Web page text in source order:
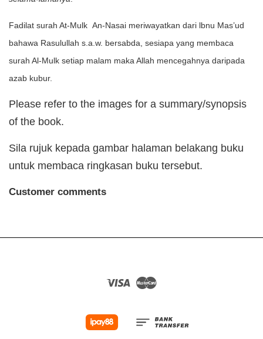
Fadilat surah At-Mulk An-Nasai meriwayatkan dari lbnu Mas’ud
bahawa Rasulullah s.a.w. bersabda, sesiapa yang membaca
surah Al-Mulk setiap malam maka Allah mencegahnya daripada
azab kubur.
Please refer to the images for a summary/synopsis
of the book.
Sila rujuk kepada gambar halaman belakang buku
untuk membaca ringkasan buku tersebut.
Customer comments
Visa